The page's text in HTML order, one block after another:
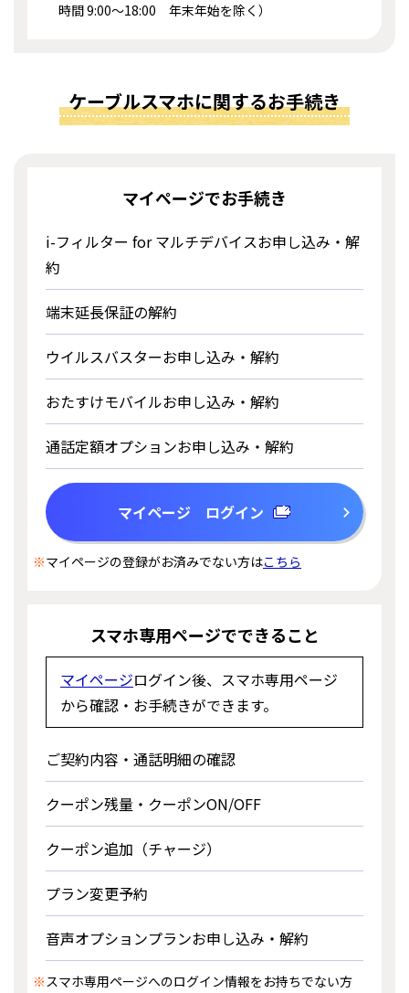
時間 9:00～18:00 年末年始を除く）
ケーブルスマホに関するお手続き
マイページでお手続き
i-フィルター for マルチデバイスお申し込み・解
約
端末延長保証の解約
ウイルスバスターお申し込み・解約
おたすけモバイルお申し込み・解約
通話定額オプションお申し込み・解約
マイページ ログイン
※マイページの登録がお済みでない方はこちら
スマホ専用ページでできること
マイページログイン後、スマホ専用ページ
から確認・お手続きができます。
ご契約内容・通話明細の確認
クーポン残量・クーポンON/OFF
クーポン追加（チャージ）
プラン変更予約
音声オプションプランお申し込み・解約
※スマホ専用ページへのログイン情報をお持ちでない方